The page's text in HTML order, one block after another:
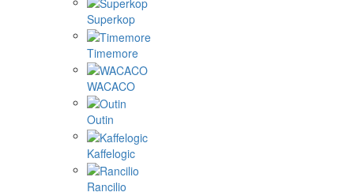
Superkop
Timemore
WACACO
Outin
Kaffelogic
Rancilio